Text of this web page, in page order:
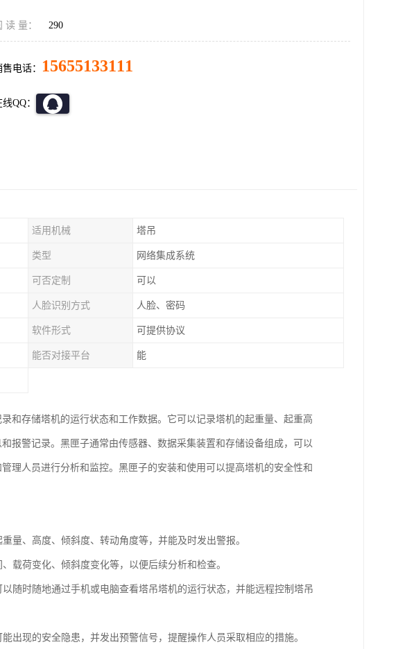
读 量： 290
售电话： 15655133111
QQ：
适用机械 塔吊
类型 网络集成系统
可否定制 可以
人脸识别方式 人脸、密码
软件形式 可提供协议
能否对接平台 能
和存储塔机的运行状态和工作数据。它可以记录塔机的起重量、起重高
报警记录。黑匣子通常由传感器、数据采集装置和存储设备组成，可以
理人员进行分析和监控。黑匣子的安装和使用可以提高塔机的安全性和
量、高度、倾斜度、转动角度等，并能及时发出警报。
载荷变化、倾斜度变化等，以便后续分析和检查。
随时随地通过手机或电脑查看塔吊塔机的运行状态，并能远程控制塔吊
出现的安全隐患，并发出预警信号，提醒操作人员采取相应的措施。